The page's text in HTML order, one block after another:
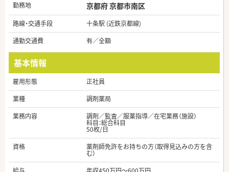
勤務地 京都府 京都市南区
路線・交通手段
十条駅 (近鉄京都線)
通勤交通費
有／全額
基本情報
雇用形態
正社員
業種
調剤薬局
業務内容
調剤／監査／服薬指導／在宅業務（施設）
科目：総合科目
50枚/日
資格
薬剤師免許をお持ちの方（取得見込みの方を含
む）